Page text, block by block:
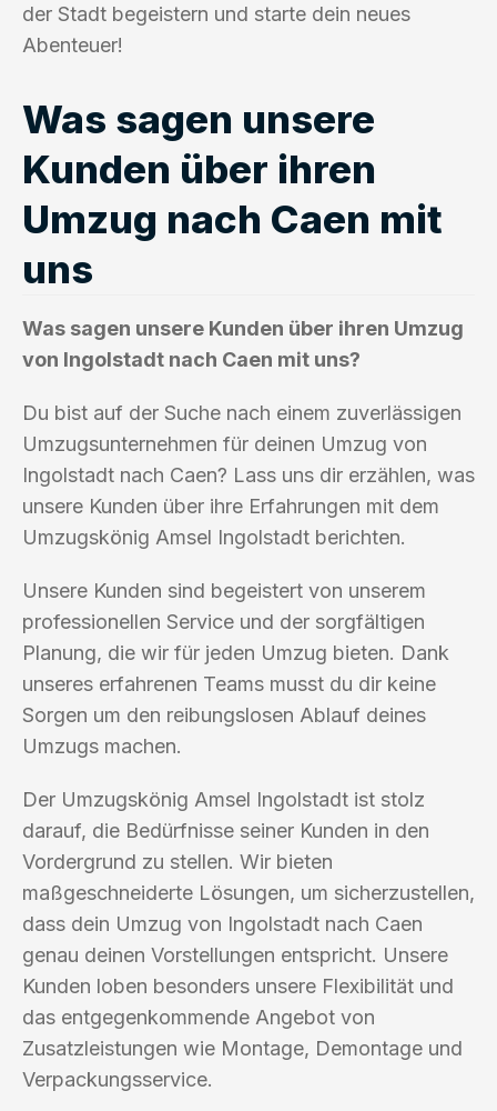
der Stadt begeistern und starte dein neues
Abenteuer!
Was sagen unsere
Kunden über ihren
Umzug nach Caen mit
uns
Was sagen unsere Kunden über ihren Umzug
von Ingolstadt nach Caen mit uns?
Du bist auf der Suche nach einem zuverlässigen
Umzugsunternehmen für deinen Umzug von
Ingolstadt nach Caen? Lass uns dir erzählen, was
unsere Kunden über ihre Erfahrungen mit dem
Umzugskönig Amsel Ingolstadt berichten.
Unsere Kunden sind begeistert von unserem
professionellen Service und der sorgfältigen
Planung, die wir für jeden Umzug bieten. Dank
unseres erfahrenen Teams musst du dir keine
Sorgen um den reibungslosen Ablauf deines
Umzugs machen.
Der Umzugskönig Amsel Ingolstadt ist stolz
darauf, die Bedürfnisse seiner Kunden in den
Vordergrund zu stellen. Wir bieten
maßgeschneiderte Lösungen, um sicherzustellen,
dass dein Umzug von Ingolstadt nach Caen
genau deinen Vorstellungen entspricht. Unsere
Kunden loben besonders unsere Flexibilität und
das entgegenkommende Angebot von
Zusatzleistungen wie Montage, Demontage und
Verpackungsservice.